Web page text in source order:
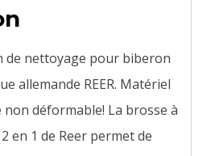
de nettoyage pour biberon
allemande REER. Matériel
déformable! La brosse à
en 1 de Reer permet de